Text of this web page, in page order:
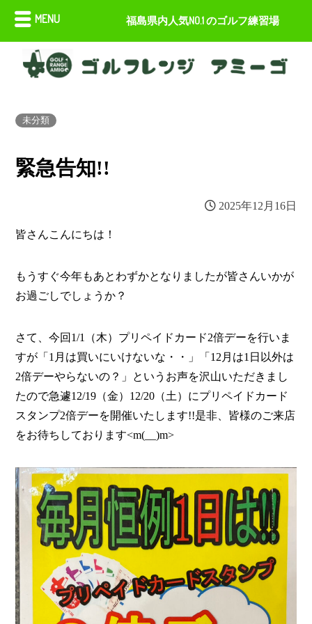
未分類
緊急告知!!
2025年12月16日
皆さんこんにちは！
もうすぐ今年もあとわずかとなりましたが皆さんいかが
お過ごしでしょうか？
さて、今回1/1（木）プリペイドカード2倍デーを行いま
すが「1月は買いにいけないな・・」「12月は1日以外は
2倍デーやらないの？」というお声を沢山いただきまし
たので急遽12/19（金）12/20（土）にプリペイドカード
スタンプ2倍デーを開催いたします!!是非、皆様のご来店
をお待ちしております<m(__)m>
MENU 福島県内人気NO.1 のゴルフ練習場